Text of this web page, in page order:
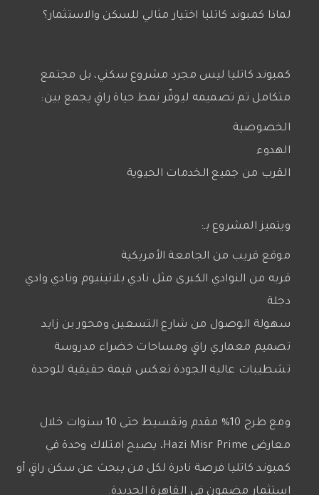
لماذا كمبوند كاتليا اختيار مثالي للسكن والاستثمار؟
كمبوند كاتليا ليس مجرد مشروع سكني، بل مجتمع
متكامل تم تصميمه ليوفّر نمط حياة راقٍ يجمع بين:
الخصوصية
الهدوء
القرب من جميع الخدمات الحيوية
ويتميز المشروع بـ:
موقع قريب من الجامعة الأمريكية
قربه من النوادي الكبرى مثل نادي بلاتينيوم ونادي وادي
دجلة
سهولة الوصول من شارع التسعين ومحور بن زايد
تصميم معماري راقٍ ومساحات خضراء مدروسة
تشطيبات عالية الجودة تعكس قيمة حقيقية للوحدة
ومع طرح 10% مقدم وتقسيط حتى 10 سنوات خلال
معارض Hazi Misr Prime، يصبح امتلاك وحدة في
كمبوند كاتليا فرصة نادرة لكل من يبحث عن سكن راقٍ أو
استثمار مضمون في القاهرة الجديدة.